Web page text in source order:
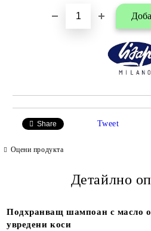
Share Tweet
Оцени продукта
Детайлно
Подхранващ шампоан с масло
увредени коси